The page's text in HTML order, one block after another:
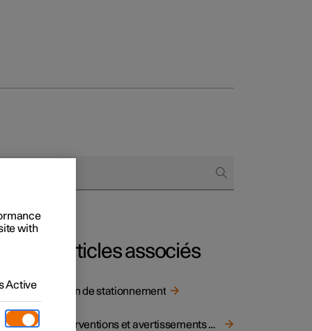
de financement
en nature
la
Articles associés
Frein de stationnement
Interventions et avertissements en marche arrière
with
Active